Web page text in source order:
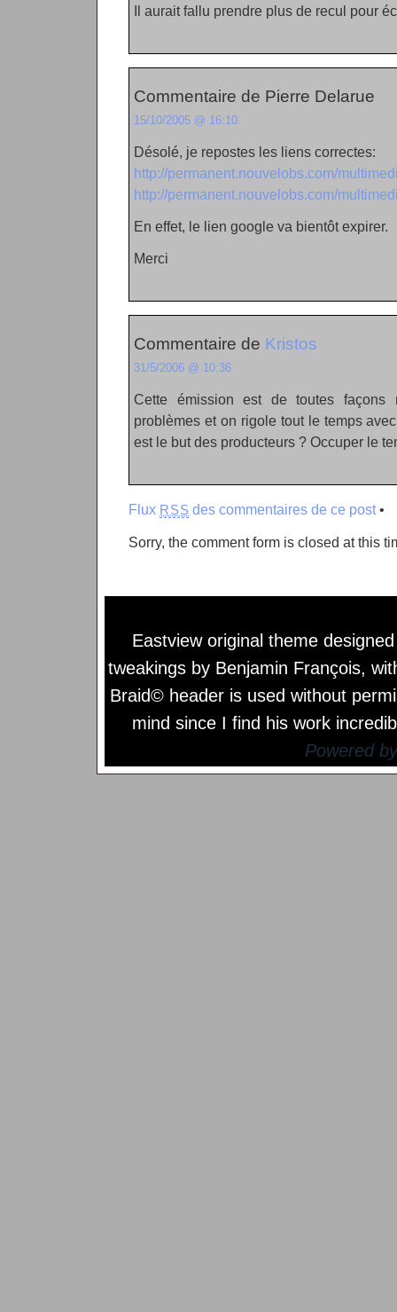
Il aurait fallu prendre plus de recul pour
Commentaire de Pierre Delarue
15/10/2005 @ 16:10
Désolé, je repostes les liens correctes:
http://permanent.nouvelobs.com/
http://permanent.nouvelobs.com/
En effet, le lien google va bientôt expirer.
Merci
Commentaire de Kristos
31/5/2006 @ 10:36
Cette émission est de toutes
problèmes et on rigole tout le temps
est le but des producteurs ? Occuper le
Flux RSS des commentaires de ce post•
Sorry, the comment form is closed at this
Eastview original theme
tweakings by Benjamin François,
Braid© header is used without
mind since I find his work
Powered